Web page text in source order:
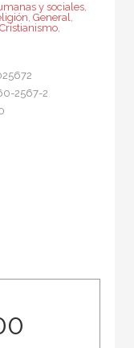
y sociales,
, General,
Cristianismo,
2567-2